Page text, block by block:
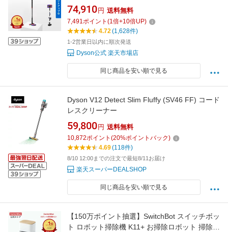
SV50FC ダイソン公式 新品 ダイソン掃除機 軽
量 強力 吸引 コードレススリムクリーナー
74,910 円 送料無料
7,491ポイント (1倍+10倍UP)
4.72(1,628件)
1-2営業日以内に順次発送
Dyson公式 楽天市場店
同じ商品を安い順で見る
Dyson V12 Detect Slim Fluffy (SV46 FF) コード
レスクリーナー
59,800 円 送料無料
10,872ポイント (20%ポイントバック)
4.69(118件)
8/10 12:00までの注文で最短8/11お届け
楽天スーパーDEALSHOP
同じ商品を安い順で見る
【150万ポイント抽選】SwitchBot スイッチボッ
ト ロボット掃除機 K11+ お掃除ロボット 掃除ロ